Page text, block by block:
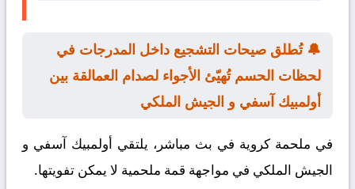
🔔 تُطلق صيحات التشجيع داخل المدرجات في
لحظات الحسم تُهيّئ الأجواء لصدام العمالقة بين
أولمبيك آسفي و الجيش الملكي
في ملحمة كروية في بث مباشر، يلتقي أولمبيك آسفي و
الجيش الملكي في مواجهة قمة ملحمية لا يمكن تفويتها.